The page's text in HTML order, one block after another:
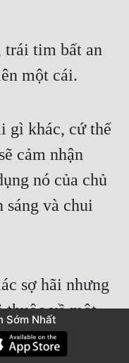
trái tim bất an
một cái.
gì khác, cứ thế
cảm nhận
nó của chủ
sáng và chui
sợ hãi nhưng
thuộc về một
anh biến mất
Sớm Nhất